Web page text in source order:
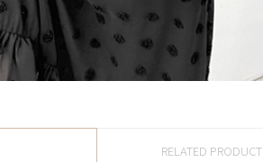
RELATED PRODUCT